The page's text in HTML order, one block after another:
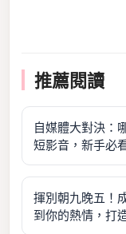
推薦閱讀
自媒體大對決：
短影音，新手必
揮別朝九晚五！
到你的熱情，打